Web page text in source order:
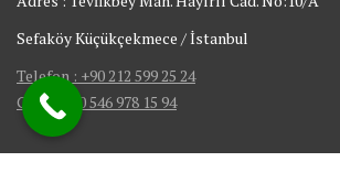
Sefaköy Küçükçekmece / İstanbul
Telefon : +90 212 599 25 24
GSM : +90 546 978 15 94